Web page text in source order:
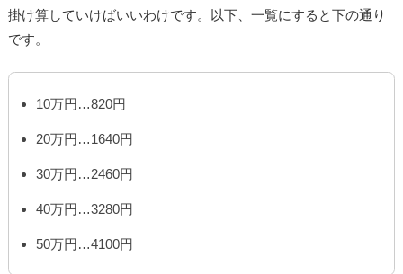
掛け算していけばいいわけです。以下、一覧にすると下の通り
です。
10万円…820円
20万円…1640円
30万円…2460円
40万円…3280円
50万円…4100円